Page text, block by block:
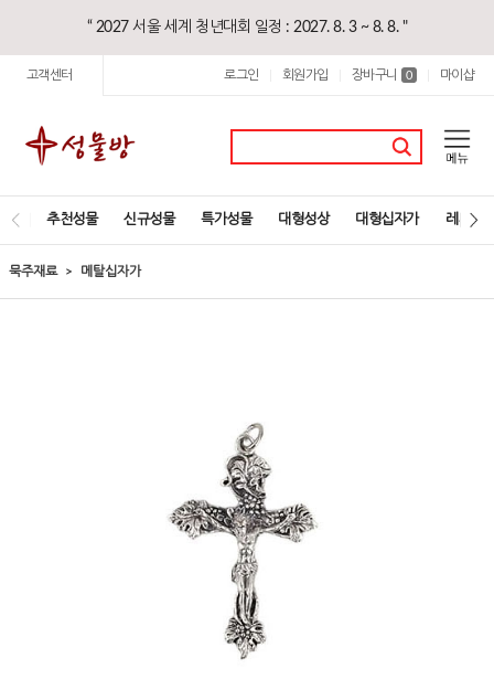
“ 2027 서울 세계 청년대회 일정 : 2027. 8. 3 ~ 8. 8. "
고객센터 로그인 회원가입 장바구니 0 마이샵
추천성물 신규성물 특가성물 대형성상 대형십자가 레지오
묵주재료 메탈십자가